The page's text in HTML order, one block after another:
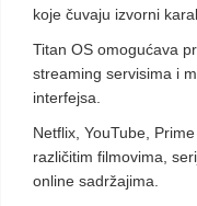
koje čuvaju izvorni
Titan OS omogućava
streaming servisima i
interfejsa.
Netflix, YouTube,
različitim filmovima,
online sadržajima.